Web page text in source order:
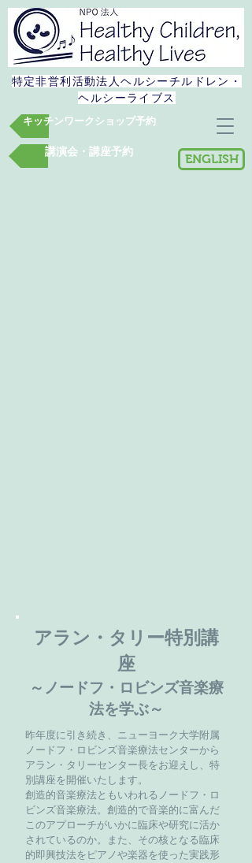
キッチンワークショップ予約
特定非営利活動法人​ヘルシーチルドレン・
ヘルシーライブス
ENGLISH
講演会・講座予約
アラン・タリー特別講
座
～ノードフ・ロビンズ音楽療
法を学ぶ～
昨年度に引き続き、ニューヨーク大学附属
ノードフ・ロビンズ音楽療法センターから
アラン・タリーセンター長をお迎えし、特
別講座を開催いたします。
創造的音楽療法ともいわれるノードフ・ロ
ビンズ音楽療法。創造的で音楽的に富んだ
このアプローチがいかに臨床や研究に活か
されているのか。また、その核となる臨床
的即興技法をピアノや楽器を使った実践形